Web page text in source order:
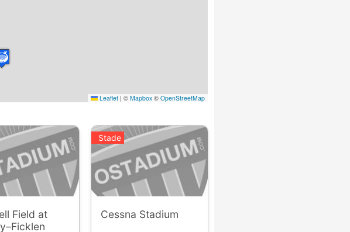
Leaflet | ©Mapbox ©OpenStreetMap
Field at
Stade
Cessna Stadium